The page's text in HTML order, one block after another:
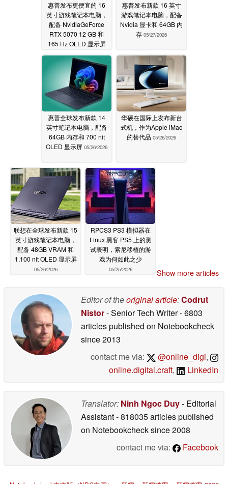
惠普发布更便宜的 16
英寸游戏笔记本电脑，
配备 NvidiaGeForce
RTX 5070 12 GB 和
165 Hz OLED 显示屏
05/27/2026
惠普发布新款 16 英寸
游戏笔记本电脑，配备
Nvidia 显卡和 64GB 内
存 05/27/2026
惠普全球发布新款 14
英寸笔记本电脑，配备
64GB 内存和 700 nit
OLED 显示屏 05/26/2026
华硕在国际上发布新台
式机，作为Apple iMac
的替代品 05/26/2026
联想在全球发布新款 15
英寸游戏笔记本电脑，
配备 48GB VRAM 和
1,100 nit OLED 显示屏
05/26/2026
RPCS3 PS3 模拟器在
Linux 黑客 PS5 上的测
试表明，索尼移植的游
戏为何如此之少
05/25/2026 Show more articles
Editor of theoriginal article:Codrut
Nistor- Senior Tech Writer- 6803
articles published on Notebookcheck
since 2013
contact me via:
@online_digi,
online.digital.craft, LinkedIn
Translator: Ninh Ngoc Duy- Editorial
Assistant- 818035 articles published
on Notebookchecksince 2008
contact me via:
Facebook